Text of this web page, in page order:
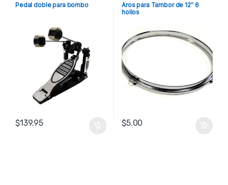
Pedal doble para bombo
$139.95
Aros para Tambor de 12″ 6
hollos
$5.00